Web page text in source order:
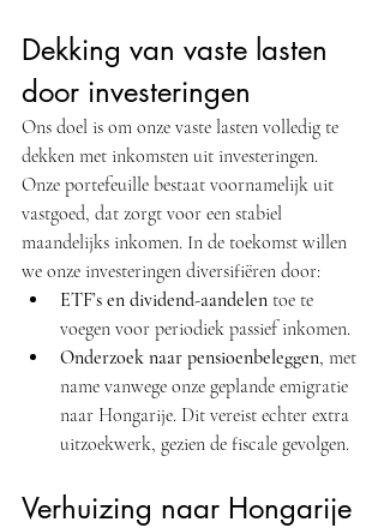
Dekking van vaste lasten
door investeringen
Ons doel is om onze vaste lasten volledig te
dekken met inkomsten uit investeringen.
Onze portefeuille bestaat voornamelijk uit
vastgoed, dat zorgt voor een stabiel
maandelijks inkomen. In de toekomst willen
we onze investeringen diversifiëren door:
ETF’s en dividend-aandelen toe te
voegen voor periodiek passief inkomen.
Onderzoek naar pensioenbeleggen, met
name vanwege onze geplande emigratie
naar Hongarije. Dit vereist echter extra
uitzoekwerk, gezien de fiscale gevolgen.
Verhuizing naar Hongarije